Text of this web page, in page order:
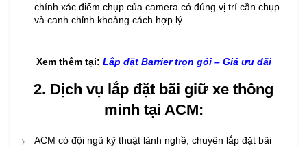
chính xác điểm chụp của camera có đúng vị trí cần chụp
và canh chỉnh khoảng cách hợp lý.
Xem thêm tại: Lắp đặt Barrier trọn gói – Giá ưu đãi
2. Dịch vụ lắp đặt bãi giữ xe thông
minh tại ACM:
ACM có đội ngũ kỹ thuật lành nghề, chuyên lắp đặt bãi